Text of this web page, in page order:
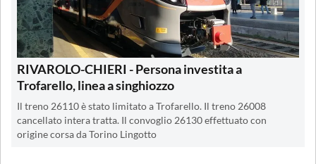
RIVAROLO-CHIERI - Persona investita a
Trofarello, linea a singhiozzo
Il treno 26110 è stato limitato a Trofarello. Il treno 26008
cancellato intera tratta. Il convoglio 26130 effettuato con
origine corsa da Torino Lingotto